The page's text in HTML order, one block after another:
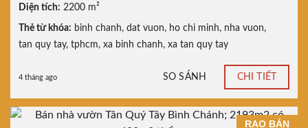
Diện tích: 2200 m²
Thẻ từ khóa: binh chanh, dat vuon, ho chi minh, nha vuon,
tan quy tay, tphcm, xa binh chanh, xa tan quy tay
4 tháng ago SO SÁNH CHI TIẾT
RAO BÁN